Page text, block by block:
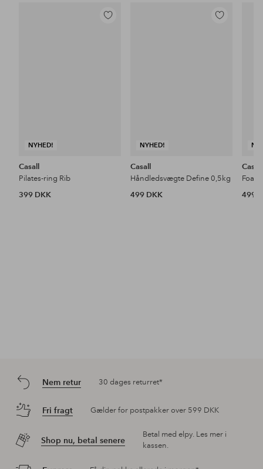
NYHED!
Tilføj
Casall
Pilates-ring Rib
399 DKK
NYHED!
Tilføj
Casall
Håndledsvægte Define 0,5kg
499 DKK
Casall
499
Nem retur 30 dages returret*
Fri fragt Gælder for postpakker over 599 DKK
Shop nu, betal senere
Betal med elpy. Les mer i
kassen.